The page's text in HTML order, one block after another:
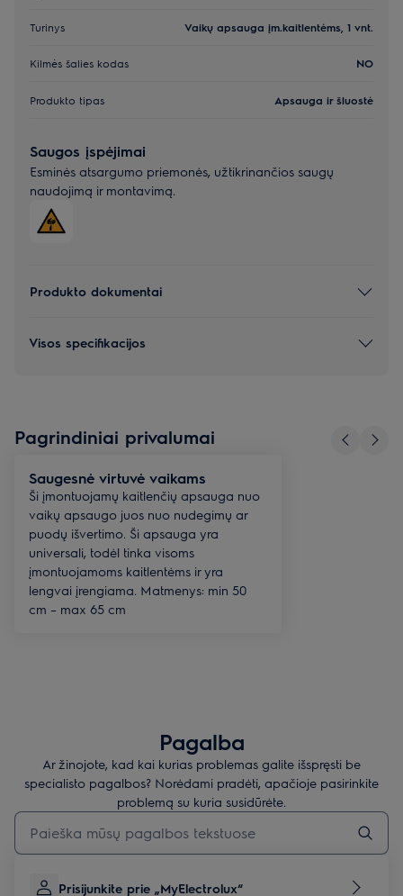
Turinys Vaikų apsauga įm.kaitlentėms, 1 vnt.
Kilmės šalies kodas NO
Produkto tipas Apsauga ir šluostė
Saugos įspėjimai
Esminės atsargumo priemonės, užtikrinančios saugų
naudojimą ir montavimą.
Produkto dokumentai
Visos specifikacijos
Pagrindiniai privalumai
Saugesnė virtuvė vaikams
Ši įmontuojamų kaitlenčių apsauga nuo
vaikų apsaugo juos nuo nudegimų ar
puodų išvertimo. Ši apsauga yra
universali, todėl tinka visoms
įmontuojamoms kaitlentėms ir yra
lengvai įrengiama. Matmenys: min 50
cm – max 65 cm
Pagalba
Ar žinojote, kad kai kurias problemas galite išspręsti be
specialisto pagalbos? Norėdami pradėti, apačioje pasirinkite
problemą su kuria susidūrėte.
Įveskite tekstą, jei norite ieškoti pagalbinių straipsnių
Prisijunkite prie „MyElectrolux“